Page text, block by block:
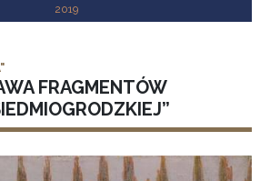
2019
FRAGMENTÓW